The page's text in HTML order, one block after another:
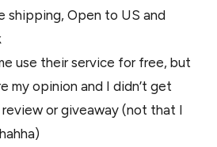
shipping, Open to US and
use their service for free, but
my opinion and I didn’t get
or giveaway (not that I